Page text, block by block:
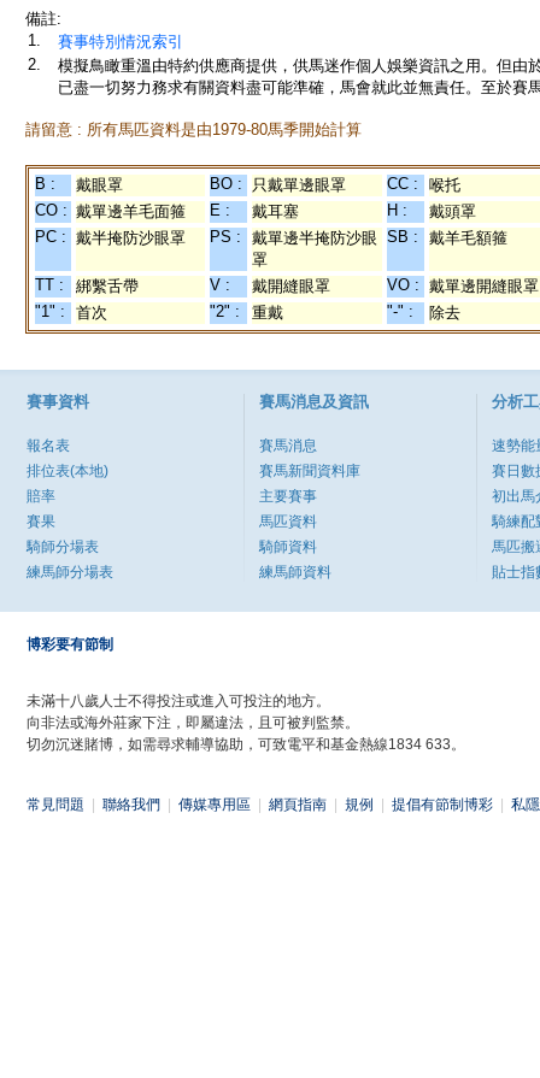
備註:
1.
賽事特別情況索引
2.
模擬鳥瞰重溫由特約供應商提供，供馬迷作個人娛樂資訊之用。但
已盡一切努力務求有關資料盡可能準確，馬會就此並無責任。至於賽
請留意 : 所有馬匹資料是由1979-80馬季開始計算
B : 戴眼罩 BO : 只戴單邊眼罩 CC :
喉托
CO : 戴單邊羊毛面箍 E : 戴耳塞 H :
戴頭罩
PC : 戴半掩防沙眼罩 PS :
戴單邊半掩防沙眼
罩
SB : 戴羊毛額箍
TT : 綁繫舌帶 V : 戴開縫眼罩 VO : 戴單邊開縫眼罩
"1" :
首次 "2" : 重戴 "-" : 除去
賽事資料
報名表
排位表(本地)
賠率
賽果
騎師分場表
練馬師分場表
賽馬消息及資訊
賽馬消息
賽馬新聞資料庫
主要賽事
馬匹資料
騎師資料
練馬師資料
分析
速勢能
賽日數
初出馬
騎練配
馬匹搬
貼士指
博彩要有節制
未滿十八歲人士不得投注或進入可投注的地方。
向非法或海外莊家下注，即屬違法，且可被判監禁。
切勿沉迷賭博，如需尋求輔導協助，可致電平和基金熱線1834 633。
常見問題 聯絡我們 傳媒專用區 網頁指南 規例 提倡有節制博彩 私